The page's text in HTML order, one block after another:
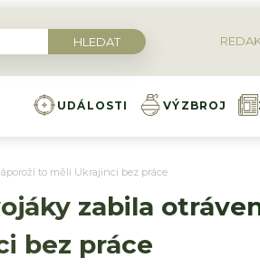
UDÁLOSTI VÝZBROJ
to měli Ukrajinci bez práce
zabila
bez práce